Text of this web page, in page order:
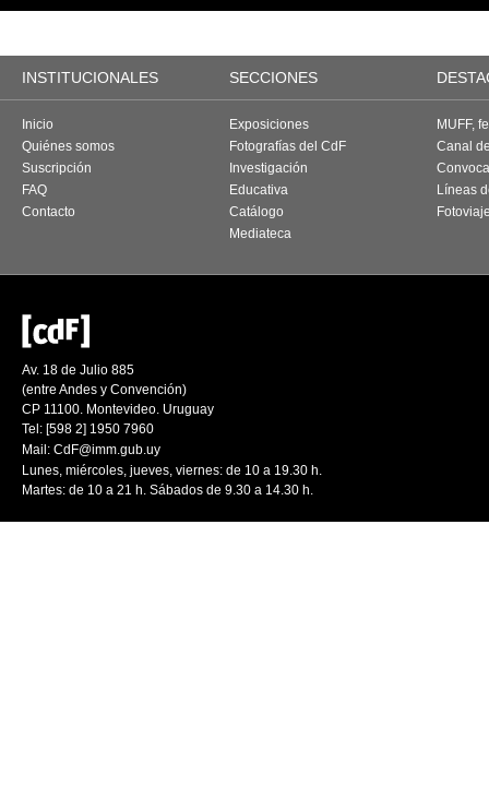
INSTITUCIONALES SECCIONES
Inicio
Quiénes somos
Suscripción
FAQ
Contacto
Exposiciones
Fotografías del CdF
Investigación
Educativa
Catálogo
Mediateca
MUFF,
Canal
Líneas
Av. 18 de Julio 885
(entre Andes y Convención)
CP 11100. Montevideo. Uruguay
Tel: [598 2] 1950 7960
Mail: CdF@imm.gub.uy
Lunes, miércoles, jueves, viernes: de 10 a 19.30 h.
Martes: de 10 a 21 h. Sábados de 9.30 a 14.30 h.